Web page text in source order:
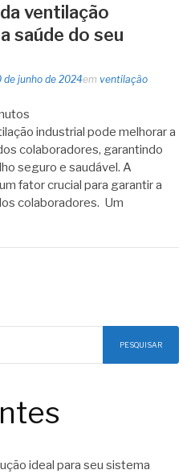
ventilação
saúde do seu
de junho de 2024em ventilação
industrial pode melhorar a
colaboradores, garantindo
seguro e saudável. A
fator crucial para garantir a
colaboradores. Um
PESQUISAR
ideal para seu sistema